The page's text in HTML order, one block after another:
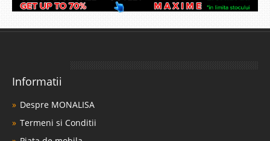
Informatii
Despre MONALISA
Termeni si Conditii